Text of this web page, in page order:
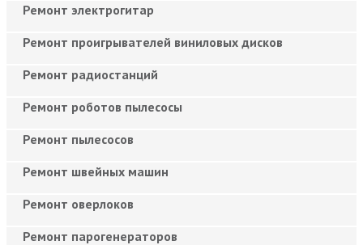
Ремонт электрогитар
Ремонт проигрывателей виниловых дисков
Ремонт радиостанций
Ремонт роботов пылесосы
Ремонт пылесосов
Ремонт швейных машин
Ремонт оверлоков
Ремонт парогенераторов